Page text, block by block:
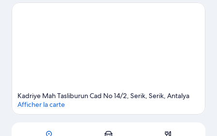
commercial Antalium et Centre commercial Mall of Antalya
Carte
Kadriye Mah Tasliburun Cad No 14/2, Serik, Serik, Antalya
Afficher la carte